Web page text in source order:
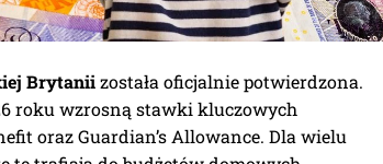
Brytaniizostała oficjalnie potwierdzona.
roku wzrosną stawki kluczowych
oraz Guardian’s Allowance. Dla wielu